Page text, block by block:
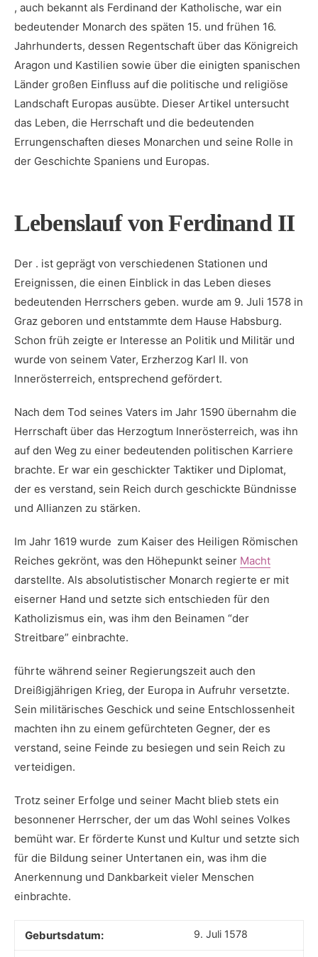
, auch bekannt als Ferdinand der Katholische, war ein
bedeutender ‍Monarch‍ des‌ späten 15. und frühen ⁢16.
⁤Jahrhunderts, dessen ‍Regentschaft über das Königreich
Aragon ​und Kastilien sowie über die einigten spanischen
Länder‍ großen ⁤Einfluss auf ‌die politische und religiöse
Landschaft‌ Europas​ ausübte. Dieser Artikel untersucht
das Leben, die ​Herrschaft und ⁤die bedeutenden
Errungenschaften ‌dieses Monarchen und seine Rolle in
der Geschichte ‌Spaniens und⁤ Europas.
Lebenslauf ‍von ⁤Ferdinand II
Der . ist geprägt ⁤von verschiedenen Stationen und
Ereignissen, ‌die einen ‌Einblick‍ in das⁢ Leben‍ dieses
bedeutenden Herrschers geben. wurde am 9. Juli⁤ 1578 in
⁢Graz ⁢geboren ​und entstammte dem Hause‌ Habsburg.
Schon früh ‍zeigte er Interesse an​ Politik⁣ und ⁣Militär und
wurde von⁢ seinem ​Vater, ⁣Erzherzog Karl‍ II. ⁤von⁣
Innerösterreich, entsprechend gefördert.
Nach dem ‍Tod‌ seines Vaters im Jahr 1590‌ übernahm ⁤die
Herrschaft über das Herzogtum⁢ Innerösterreich, was ihn
auf den Weg ⁤zu‍ einer bedeutenden politischen Karriere
brachte. Er war ​ein geschickter Taktiker⁤ und ​Diplomat,
der es verstand, sein Reich ‌durch ⁢geschickte⁤ Bündnisse
⁢und Allianzen zu stärken.
Im ‌Jahr 1619 ‌wurde ‍ zum Kaiser ​des Heiligen ​Römischen
Reiches gekrönt,‌ was⁣ den Höhepunkt ⁣seiner Macht
darstellte. ⁢Als ​absolutistischer⁢ Monarch⁤ regierte‌ er mit
‍eiserner Hand‍ und ⁣setzte sich entschieden für den
Katholizismus ein, was ihm den Beinamen⁤ “der
Streitbare” ⁣einbrachte.
führte‍ während seiner‌ Regierungszeit auch den‌
Dreißigjährigen Krieg, der⁣ Europa in Aufruhr versetzte.
Sein militärisches Geschick und seine Entschlossenheit
⁣machten⁢ ihn ​zu einem gefürchteten Gegner, der es
⁤verstand, seine Feinde‍ zu besiegen und sein⁣ Reich ‍zu
⁢verteidigen.
Trotz seiner​ Erfolge und⁣ seiner Macht ⁣blieb stets ein
besonnener Herrscher, der um ⁤das Wohl seines Volkes
bemüht war. Er förderte Kunst und Kultur und setzte ‌sich
für die Bildung​ seiner Untertanen ein, was ⁢ihm die⁤
Anerkennung⁣ und Dankbarkeit vieler Menschen‌
einbrachte.
Geburtsdatum: 9. Juli 1578